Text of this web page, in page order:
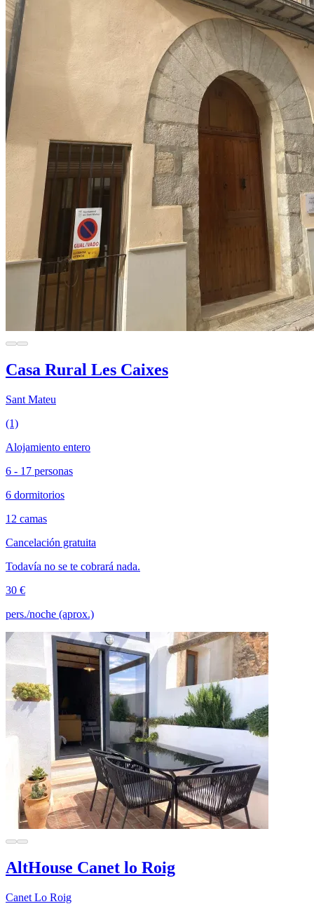
Casa Rural Les Caixes
Sant Mateu
(1)
Alojamiento entero
6 - 17 personas
6 dormitorios
12 camas
Cancelación gratuita
Todavía no se te cobrará nada.
30 €
pers./noche (aprox.)
AltHouse Canet lo Roig
Canet Lo Roig